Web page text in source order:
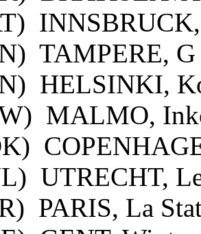
TAMPERE,
HELSINKI,
MALMO,
UTRECHT,
PARIS, La